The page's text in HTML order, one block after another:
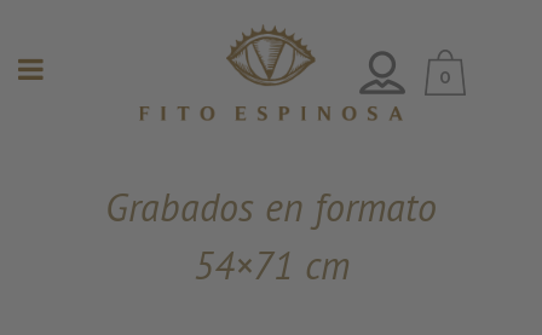
0
Grabados en formato
54×71 cm